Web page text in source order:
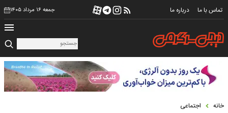
تماس با ما درباره ما جمعه ۱۶ مرداد ۱۴۰۵
خانه اجتماعی